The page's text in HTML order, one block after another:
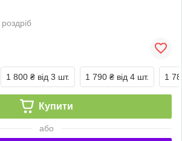
1 800 ₴ від 3 шт. 1 790 ₴ від 4 шт. 1
Купити
або